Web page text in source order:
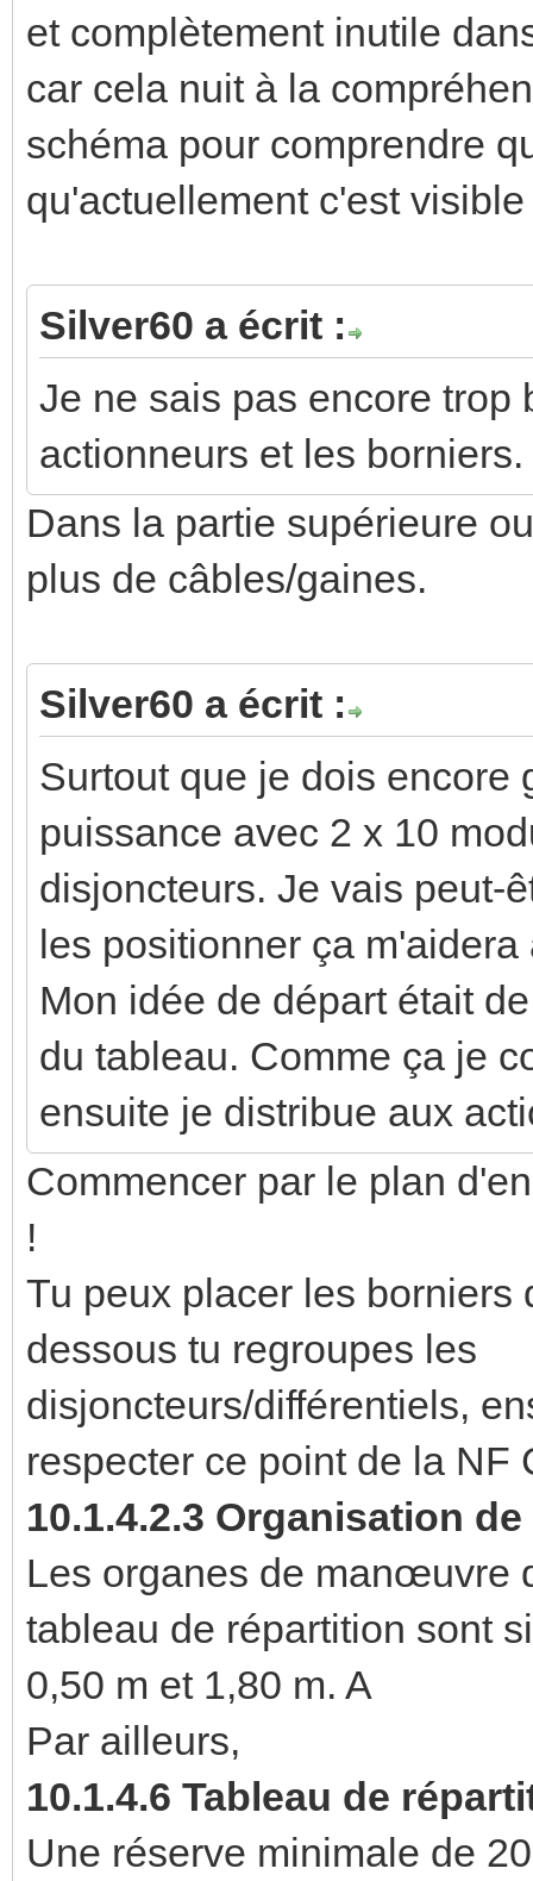
et complètement inutile
car cela nuit à la
schéma pour comprendre
qu'actuellement c'est
Silver60 a écrit :
Je ne sais pas encore trop
actionneurs et les borniers.
Dans la partie supérieure
plus de câbles/gaines.
Silver60 a écrit :
Surtout que je dois encore
puissance avec 2 x 10
disjoncteurs. Je vais peut-
les positionner ça m'aidera
Mon idée de départ était
du tableau. Comme ça je
ensuite je distribue aux
Commencer par le plan
!
Tu peux placer les borniers
dessous tu regroupes les
disjoncteurs/différentiels,
respecter ce point de la NF
10.1.4.2.3 Organisation de
Les organes de manœuvre
tableau de répartition sont
0,50 m et 1,80 m. A
Par ailleurs,
10.1.4.6 Tableau de
Une réserve minimale de